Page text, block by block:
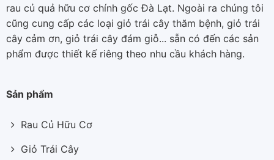
rau củ quả hữu cơ chính gốc Đà Lạt. Ngoài ra chúng tôi
cũng cung cấp các loại giỏ trái cây thăm bệnh, giỏ trái
cây cảm ơn, giỏ trái cây đám giỗ... sẵn có đến các sản
phẩm được thiết kế riêng theo nhu cầu khách hàng.
Sản phẩm
Rau Củ Hữu Cơ
Giỏ Trái Cây